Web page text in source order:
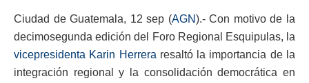
Ciudad de Guatemala, 12 sep (AGN).- Con motivo de la
decimosegunda edición del Foro Regional Esquipulas, la
vicepresidenta Karin Herrera resaltó la importancia de la
integración regional y la consolidación democrática en